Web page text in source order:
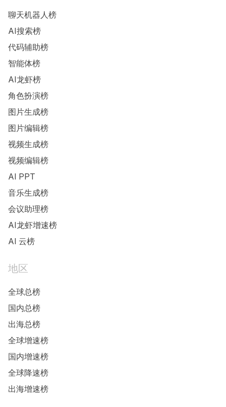
聊天机器人榜
AI搜索榜
代码辅助榜
智能体榜
AI龙虾榜
角色扮演榜
图片生成榜
图片编辑榜
视频生成榜
视频编辑榜
AI PPT
音乐生成榜
会议助理榜
AI龙虾增速榜
AI 云榜
地区
全球总榜
国内总榜
出海总榜
全球增速榜
国内增速榜
全球降速榜
出海增速榜